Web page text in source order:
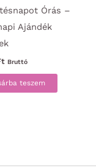
Órás –
Ajándék
Bruttó
teszem